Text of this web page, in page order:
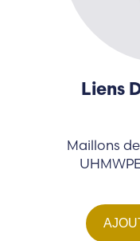
Liens
Maillons